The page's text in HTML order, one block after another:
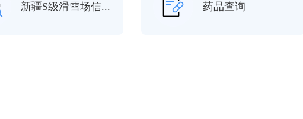
新疆S级滑雪场信... 药品查询